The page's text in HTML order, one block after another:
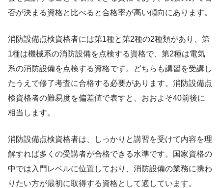
否が決まる資格と比べると合格率が高い傾向にあります。
消防設備点検資格者には第1種と第2種の2種類があり、第
1種は機械系の消防設備を点検する資格で、第2種は電気
系の消防設備を点検する資格です。どちらも講習を受講し
たうえで修了考査に合格する必要があります。消防設備点
検資格者の難易度を偏差値で表すと、おおよそ40前後に
相当します。
消防設備点検資格者は、しっかりと講習を受けて内容を理
解すれば多くの受講者が合格できる水準です。国家資格の
中では入門レベルに位置しており、消防設備の業務に携わ
りたい方が最初に取得する資格として適しています。